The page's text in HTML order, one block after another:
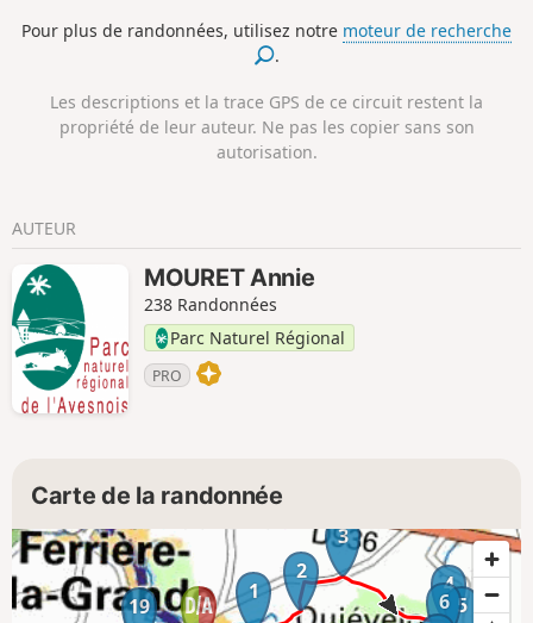
Pour plus de randonnées, utilisez notre moteur de recherche
.
Les descriptions et la trace GPS de ce circuit restent la
propriété de leur auteur. Ne pas les copier sans son
autorisation.
AUTEUR
MOURET Annie
238 Randonnées
Parc Naturel Régional
PRO
Carte de la randonnée
1
2
3
4
5
6
19